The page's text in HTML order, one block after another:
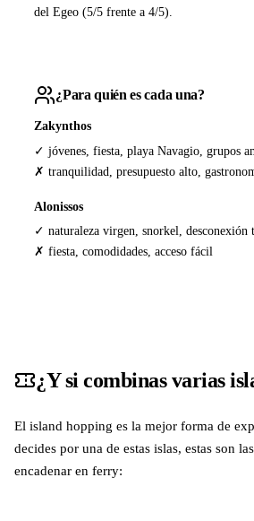
del Egeo (5/5 frente a 4/5).
¿Para quién es cada una?
Zakynthos
✓ jóvenes, fiesta, playa Navagio, grupos
✗ tranquilidad, presupuesto alto,
Alonissos
✓ naturaleza virgen, snorkel, desconexión
✗ fiesta, comodidades, acceso fácil
¿Y si combinas varias
El island hopping es la mejor forma de
decides por una de estas islas, estas son
encadenar en ferry: